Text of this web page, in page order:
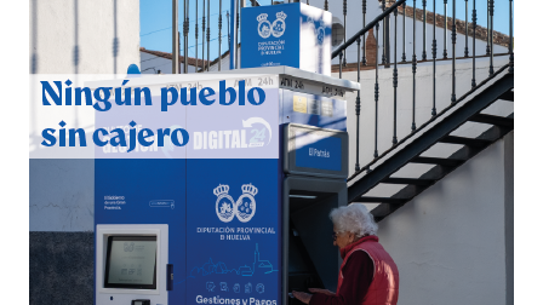
QUINTA CORRIDA DE LAS FIESTAS COLOMBINAS
2026
hace 4 días·Huelvatv